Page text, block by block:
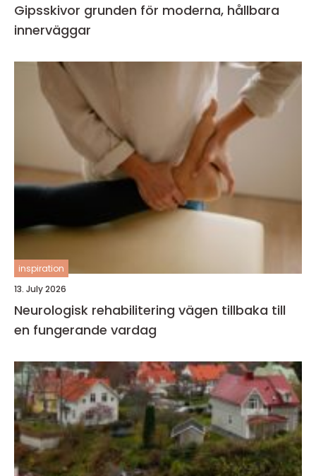
Gipsskivor grunden för moderna, hållbara
innerväggar
inspiration
13. July 2026
Neurologisk rehabilitering vägen tillbaka till
en fungerande vardag